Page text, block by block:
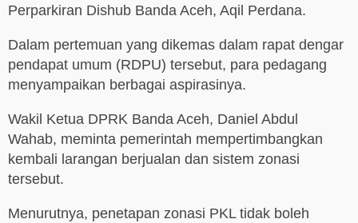
Perparkiran Dishub Banda Aceh, Aqil Perdana.
Dalam pertemuan yang dikemas dalam rapat dengar
pendapat umum (RDPU) tersebut, para pedagang
menyampaikan berbagai aspirasinya.
Wakil Ketua DPRK Banda Aceh, Daniel Abdul
Wahab, meminta pemerintah mempertimbangkan
kembali larangan berjualan dan sistem zonasi
tersebut.
Menurutnya, penetapan zonasi PKL tidak boleh